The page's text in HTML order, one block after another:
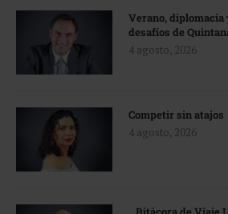
Verano, diplomacia
desafíos de
4 agosto, 2026
Competir sin atajos
4 agosto, 2026